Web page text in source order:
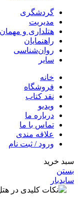
گردشگری
مدیریت
هتلداری و
راهنمایان
روان‌شناسی
سایر
خانه
فروشگاه
نقد کتاب
ویدیو
درباره‌ ما
تماس با ما
علاقه مندی
ورود / ثبت نام
سبد خرید
بستن
سایدبار